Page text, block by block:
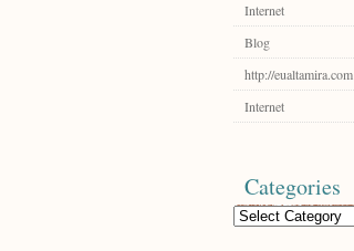
Internet
Blog
http://eualtamira.com
Internet
Categories
Categories